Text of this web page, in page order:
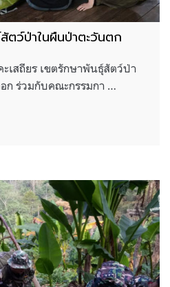
ตว์ป่าในผืนป่าตะวันตก
เสถียร เขตรักษาพันธุ์สัตว์ป่า
ก ร่วมกับคณะกรรมกา …
อนุรักษ์สัตว์ป่าในผืนป่าตะวันตก